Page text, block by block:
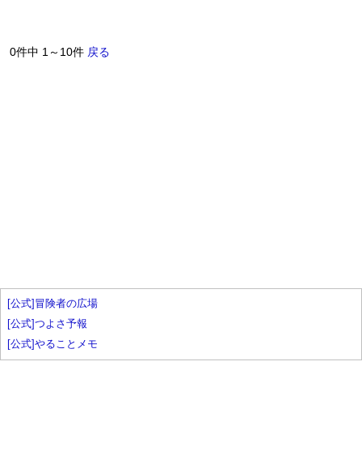
0件中 1～10件 戻る
[公式]冒険者の広場
[公式]つよさ予報
[公式]やることメモ